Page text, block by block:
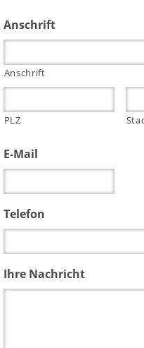
Anschrift
Anschrift
PLZ
E-Mail
Telefon
Ihre Nachricht